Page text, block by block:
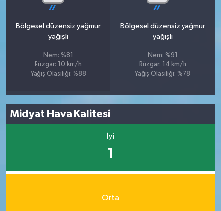
Bölgesel düzensiz yağmur
yağışlı
Nem: %81
Rüzgar: 10 km/h
Yağış Olasılığı: %88
Bölgesel düzensiz yağmur
yağışlı
Nem: %91
Rüzgar: 14 km/h
Yağış Olasılığı: %78
Midyat Hava Kalitesi
İyi
1
Orta